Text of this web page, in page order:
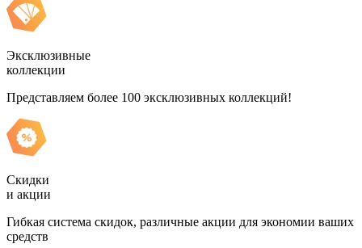
Эксклюзивные
коллекции
Представляем более 100 эксклюзивных коллекций!
Скидки
и акции
Гибкая система скидок, различные акции для экономии ваших
средств